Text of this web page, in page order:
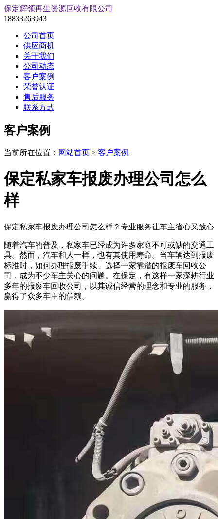
保定辉领再生资源回收有限公司
18833263943
公司首页
供应商机
关于我们
公司动态
客户案例
荣誉认证
售后服务
联系方式
客户案例
当前所在位置： 网站首页 > 客户案例
保定私家车报废办理公司怎么
样
保定私家车报废办理公司怎么样？专业服务让车主省心又放心
随着汽车的普及，私家车已经成为许多家庭不可或缺的交通工
具。然而，汽车和人一样，也有其使用寿命。当车辆达到报废
标准时，如何办理报废手续、选择一家靠谱的报废车回收公
司，成为不少车主关心的问题。在保定，有这样一家深耕行业
多年的报废车回收公司，以其诚信经营的理念和专业的服务，
赢得了众多车主的信赖。